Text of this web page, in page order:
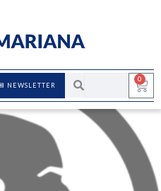
0
NEWSLETTER